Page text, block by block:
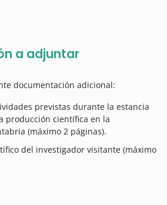
a adjuntar
documentación adicional:
previstas durante la estancia
producción científica en la
(máximo 2 páginas).
del investigador visitante (máximo